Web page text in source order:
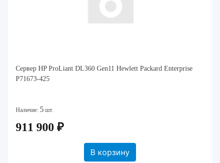
Сервер HP ProLiant DL360 Gen11 Hewlett Packard Enterprise
P71673-425
Наличие: 5 шт.
911 900 ₽
В корзину